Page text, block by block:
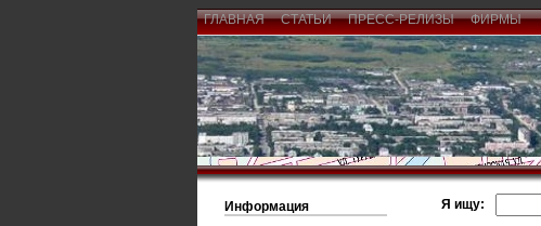
ГЛАВНАЯ СТАТЬИ ПРЕСС-РЕЛИЗЫ ФИРМЫ
Информация
Я ищу: